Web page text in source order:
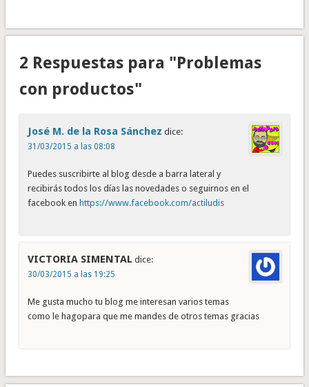
2 Respuestas para "Problemas
con productos"
José M. de la Rosa Sánchez dice:
31/03/2015 a las 08:08
Puedes suscribirte al blog desde a barra lateral y
recibirás todos los días las novedades o seguirnos en el
facebook en https://www.facebook.com/actiludis
VICTORIA SIMENTAL dice:
30/03/2015 a las 19:25
Me gusta mucho tu blog me interesan varios temas
como le hagopara que me mandes de otros temas gracias